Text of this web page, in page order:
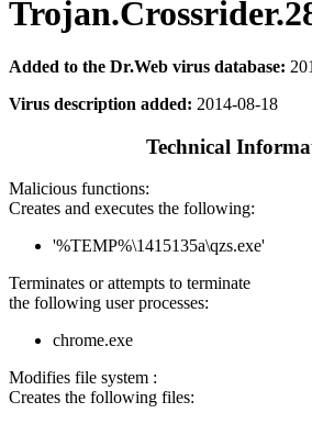
Added to the Dr.Web virus database:
Virus description added: 2014-08-18
Technical
Malicious functions:
Creates and executes the following:
'%TEMP%\1415135a\qzs.exe'
Terminates or attempts to terminate
the following user processes:
chrome.exe
Modifies file system :
Creates the following files: